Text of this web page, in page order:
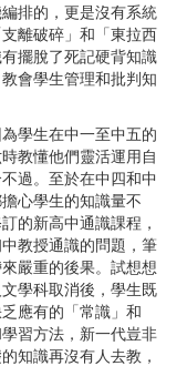
排的，更是沒有系統
離破碎」和「東拉西
擺脫了死記硬背知識
會學生管理和批判知
學生在中一至中五的
教懂他們靈活運用自
過。至於在中四和中
心學生的知識量不
的新高中通識課程，
教授通識的問題，筆
嚴重的後果。試想想
學科取消後，學生既
應有的「常識」和
習方法，新一代豈非
知識再沒有人去教，